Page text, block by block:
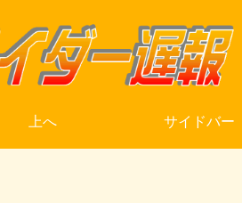
上へ サイドバー